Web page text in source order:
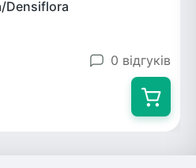
Densiflora
0 відгуків